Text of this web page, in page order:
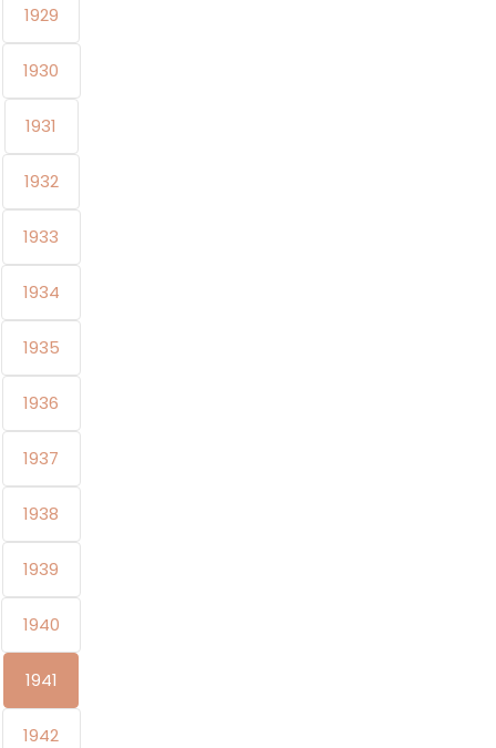
1929
1930
1931
1932
1933
1934
1935
1936
1937
1938
1939
1940
1941
1942